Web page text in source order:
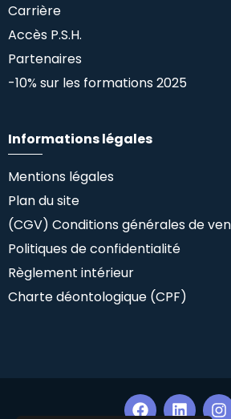
Carrière
Accès P.S.H.
Partenaires
-10% sur les formations 2025
Informations légales
Mentions légales
Plan du site
(CGV) Conditions générales de
Politiques de confidentialité
Règlement intérieur
Charte déontologique (CPF)